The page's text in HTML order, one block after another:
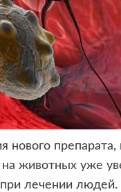
нового препарата,
животных уже
при лечении людей.